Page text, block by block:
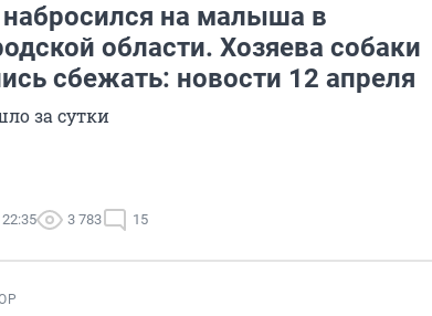
набросился на малыша в
области. Хозяева собаки
сбежать: новости 12 апреля
за сутки
3 783 15